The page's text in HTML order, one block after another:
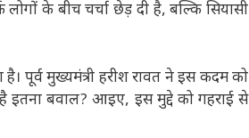
के बीच चर्चा छेड़ दी है, बल्कि सियासी
पूर्व मुख्यमंत्री हरीश रावत ने इस कदम को
इतना बवाल? आइए, इस मुद्दे को गहराई से